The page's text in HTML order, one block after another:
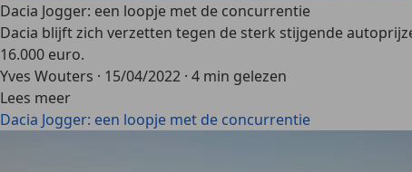
Dacia Jogger: een loopje met de concurrentie
Dacia blijft zich verzetten tegen de sterk stijgende
16.000 euro.
Yves Wouters · 15/04/2022 · 4 min gelezen
Lees meer
Dacia Jogger: een loopje met de concurrentie